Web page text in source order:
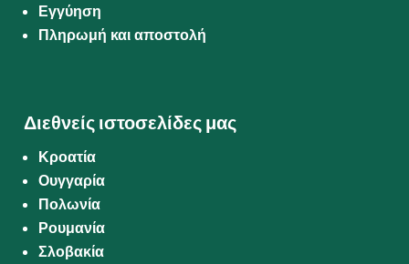
Εγγύηση
Πληρωμή και αποστολή
Διεθνείς ιστοσελίδες μας
Κροατία
Ουγγαρία
Πολωνία
Ρουμανία
Σλοβακία